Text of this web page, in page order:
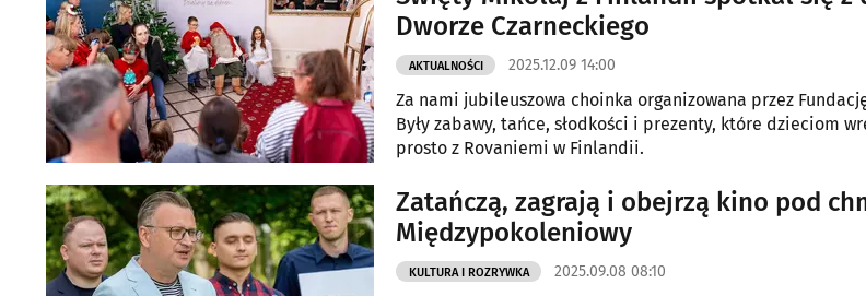
Dworze Czarneckiego
AKTUALNOŚCI 2025.12.09 14:00
Za nami jubileuszowa choinka organizowana przez
Były zabawy, tańce, słodkości i prezenty, które dzieciom
prosto z Rovaniemi w Finlandii.
Zatańczą, zagrają i obejrzą kino pod
Międzypokoleniowy
KULTURA I ROZRYWKA 2025.09.08 08:10